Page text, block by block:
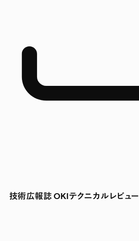
技術広報誌 OKIテクニカルレビュー